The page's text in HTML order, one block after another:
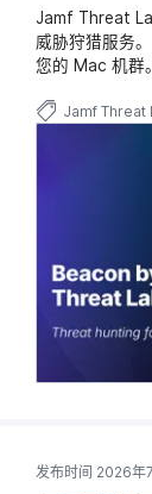
Jamf Threat
威胁狩猎服务
您的 Mac 机群。
Jamf Threat
发布时间 2026年